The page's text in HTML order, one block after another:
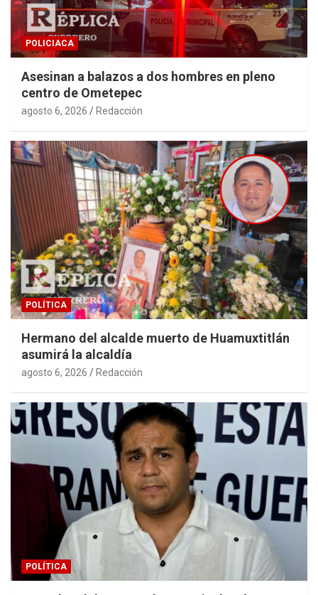
POLICIACA
Asesinan a balazos a dos hombres en pleno
centro de Ometepec
agosto 6, 2026 Redacción
POLÍTICA
Hermano del alcalde muerto de Huamuxtitlán
asumirá la alcaldía
agosto 6, 2026 Redacción
POLÍTICA